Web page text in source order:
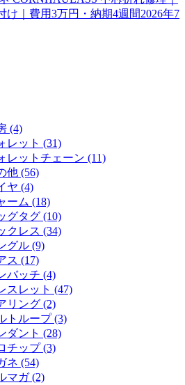
け｜費用3万円・納期4週間2026年7
(4)
レット (31)
ットチェーン (11)
他 (56)
ヤ (4)
ーム (18)
グタグ (10)
クレス (34)
グル (9)
ス (17)
バッチ (4)
レット (47)
リング (2)
トループ (3)
ダント (28)
チップ (3)
ネ (54)
マガ (2)